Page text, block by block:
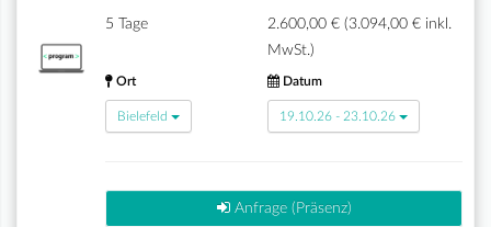
5 Tage
2.600,00 € (3.094,00 € inkl.
MwSt.)
Ort
Bielefeld
Datum
19.10.26 - 23.10.26
Anfrage (Präsenz)